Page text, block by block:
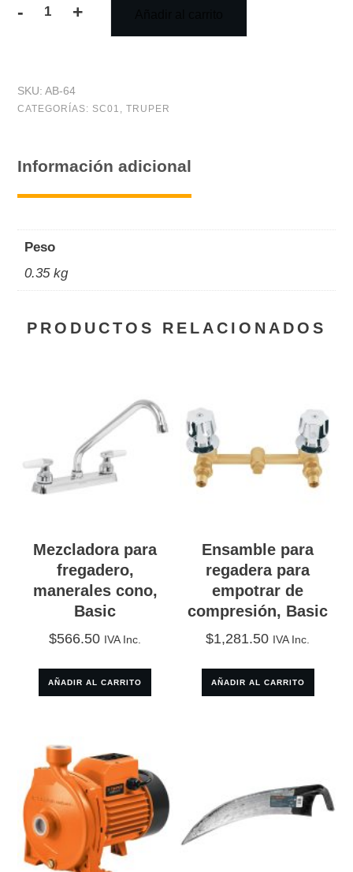
-
64,
9/16
bolsa
5
+
SKU: AB-64
CATEGORÍAS: SC01 , TRUPER
Información adicional
Peso
0.35 kg
PRODUCTOS RELACIONADOS
Mezcladora para
fregadero,
manerales cono,
Basic
$566.50 IVA Inc.
AÑADIR AL CARRITO
Ensamble para
regadera para
empotrar de
compresión, Basic
$1,281.50 IVA Inc.
AÑADIR AL CARRITO